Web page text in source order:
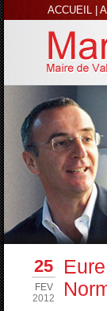
ACCUEIL
25
FEV
2012